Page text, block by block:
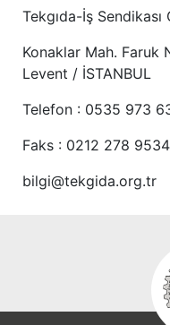
Tekgıda-İş
Konaklar Mah. Faruk
Levent / İSTANBUL
Telefon : 0535 973
Faks : 0212 278 9534
bilgi@tekgida.org.tr